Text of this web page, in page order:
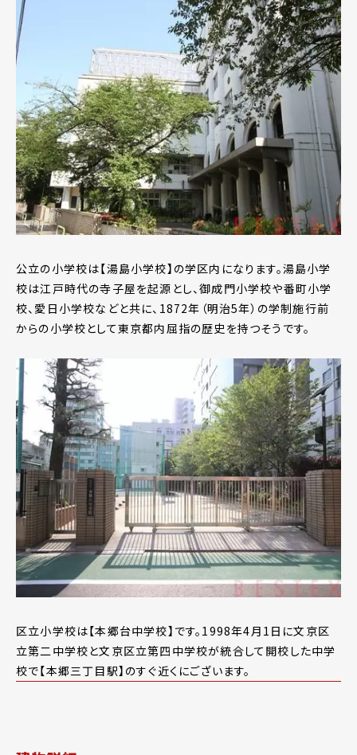
公立の小学校は【湯島小学校】の学区内になります。湯島小学
校は江戸時代の寺子屋を起源とし、御成門小学校や番町小学
校、愛日小学校などと共に、1872年（明治5年）の学制施行前
からの小学校として東京都内屈指の歴史を持つそうです。
区立小学校は【本郷台中学校】です。1998年4月1日に文京区
立第二中学校と文京区立第四中学校が統合して開校した中学
校で【本郷三丁目駅】のすぐ近くにございます。